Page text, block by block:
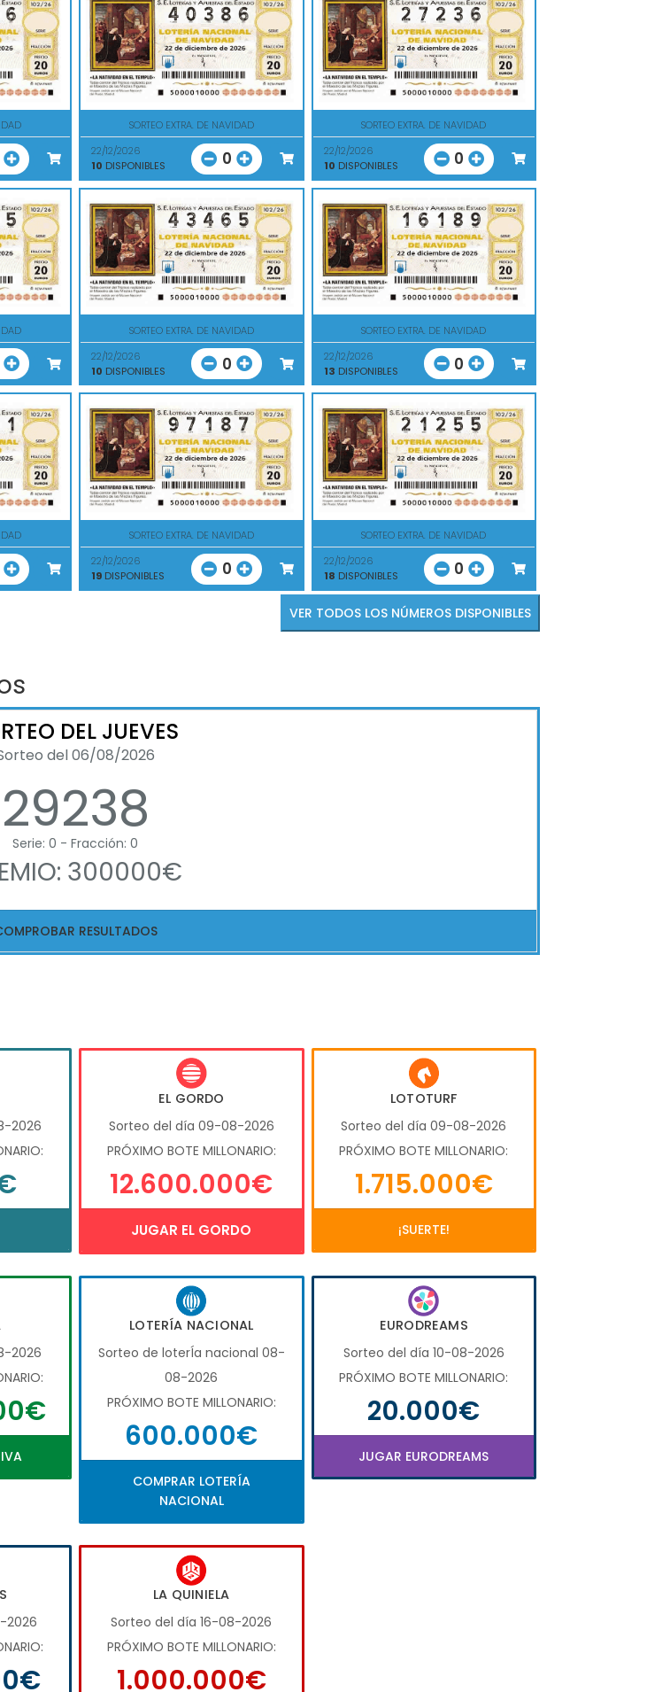
SORTEO EXTRA. DE NAVIDAD
22/12/2026
10 DISPONIBLES 0
SORTEO EXTRA. DE NAVIDAD
22/12/2026
10 DISPONIBLES 0
SORTEO EXTRA. DE NAVIDAD
22/12/2026
10 DISPONIBLES 0
SORTEO EXTRA. DE NAVIDAD
22/12/2026
13 DISPONIBLES 0
SORTEO EXTRA. DE NAVIDAD
22/12/2026
19 DISPONIBLES 0
SORTEO EXTRA. DE NAVIDAD
22/12/2026
18 DISPONIBLES 0
VER TODOS LOS NÚMEROS DISPONIBLES
DEL JUEVES
del 06/08/2026
29238
Serie: 0 - Fracción: 0
300000€
RESULTADOS
2026
EL GORDO
Sorteo del día 09-08-2026
PRÓXIMO BOTE MILLONARIO:
12.600.000€
JUGAR EL GORDO
LOTOTURF
Sorteo del día 09-08-2026
PRÓXIMO BOTE MILLONARIO:
1.715.000€
¡SUERTE!
2026
LOTERÍA NACIONAL
Sorteo de loterÍa nacional 08-
08-2026
PRÓXIMO BOTE MILLONARIO:
600.000€
COMPRAR LOTERÍA
NACIONAL
EURODREAMS
Sorteo del día 10-08-2026
PRÓXIMO BOTE MILLONARIO:
20.000€
JUGAR EURODREAMS
2026
LA QUINIELA
Sorteo del día 16-08-2026
PRÓXIMO BOTE MILLONARIO:
1.000.000€